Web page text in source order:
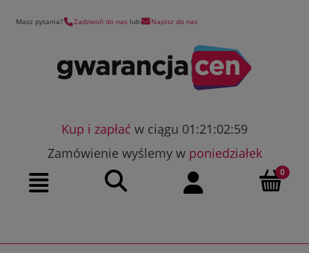
Masz pytania? Zadzwoń do nas lub Napisz do nas
Kup i zapłać w ciągu 01:21:02:59
Zamówienie wyślemy w poniedziałek